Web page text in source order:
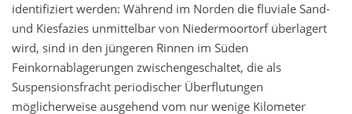
identifiziert werden: Während im Norden die fluviale Sand-
und Kiesfazies unmittelbar von Niedermoortorf überlagert
wird, sind in den jüngeren Rinnen im Süden
Feinkornablagerungen zwischengeschaltet, die als
Suspensionsfracht periodischer Überflutungen
möglicherweise ausgehend vom nur wenige Kilometer